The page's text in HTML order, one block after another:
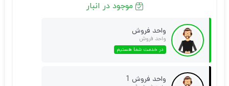
موجود در انبار
واحد فروش
واحد فروش
در خدمت شما هستیم
واحد فروش 1